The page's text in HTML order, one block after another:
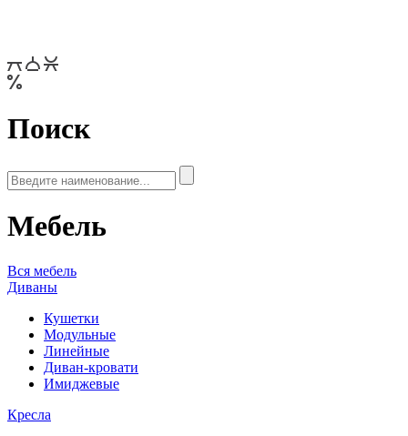
Поиск
Мебель
Вся мебель
Диваны
Кушетки
Модульные
Линейные
Диван-кровати
Имиджевые
Кресла